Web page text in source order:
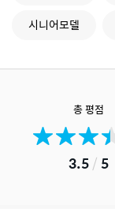
시니어모델
총 평점
3.5/ 5